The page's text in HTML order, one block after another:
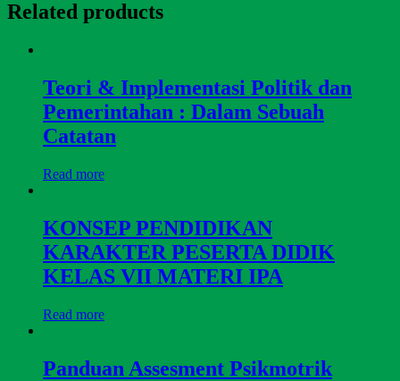
Related products
Teori & Implementasi Politik dan
Pemerintahan : Dalam Sebuah
Catatan
Read more
KONSEP PENDIDIKAN
KARAKTER PESERTA DIDIK
KELAS VII MATERI IPA
Read more
Panduan Assesment Psikmotrik